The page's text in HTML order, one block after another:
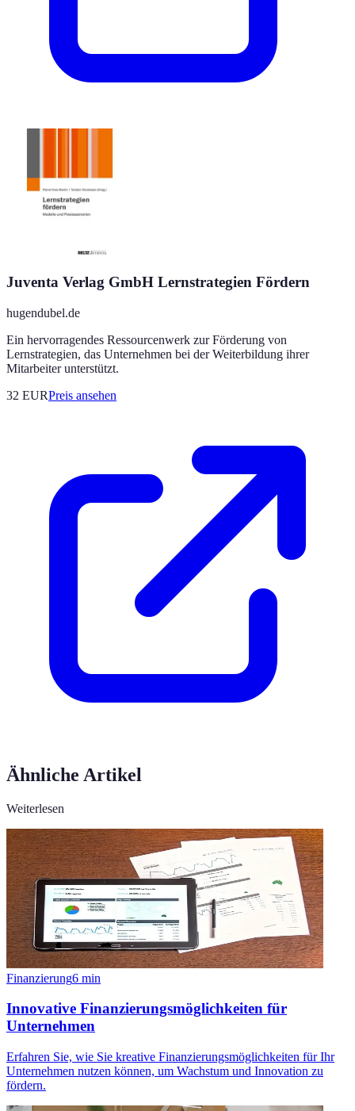
Juventa Verlag GmbH Lernstrategien Fördern
hugendubel.de
Ein hervorragendes Ressourcenwerk zur Förderung von
Lernstrategien, das Unternehmen bei der Weiterbildung ihrer
Mitarbeiter unterstützt.
32 EURPreis ansehen
Ähnliche Artikel
Weiterlesen
Finanzierung6 min
Innovative Finanzierungsmöglichkeiten für
Unternehmen
Erfahren Sie, wie Sie kreative Finanzierungsmöglichkeiten für Ihr
Unternehmen nutzen können, um Wachstum und Innovation zu
fördern.